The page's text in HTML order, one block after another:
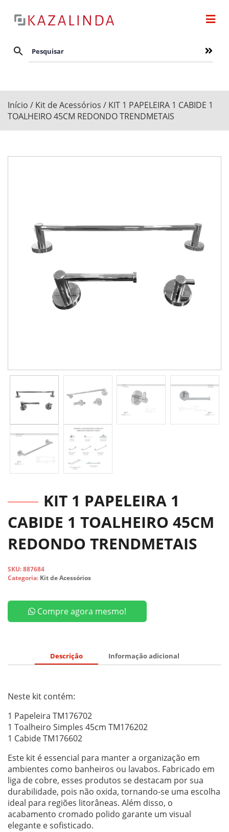
Início / Kit de Acessórios / KIT 1 PAPELEIRA 1 CABIDE 1
TOALHEIRO 45CM REDONDO TRENDMETAIS
KIT 1 PAPELEIRA 1
CABIDE 1 TOALHEIRO 45CM
REDONDO TRENDMETAIS
SKU:887684
Categoria: Kit de Acessórios
Compre agora mesmo!
Descrição Informação adicional
Neste kit contém:
1 Papeleira TM176702
1 Toalheiro Simples 45cm TM176202
1 Cabide TM176602
Este kit é essencial para manter a organização em
ambientes como banheiros ou lavabos. Fabricado em
liga de cobre, esses produtos se destacam por sua
durabilidade, pois não oxida, tornando-se uma escolha
ideal para regiões litorâneas. Além disso, o
acabamento cromado polido garante um visual
elegante e sofisticado.